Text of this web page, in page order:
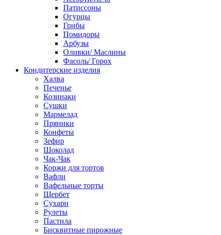
Патиссоны
Огурцы
Грибы
Помидоры
Арбузы
Оливки/ Маслины
Фасоль/ Горох
Кондитерские изделия
Халва
Печенье
Козинаки
Сушки
Мармелад
Пряники
Конфеты
Зефир
Шоколад
Чак-Чак
Коржи для тортов
Вафли
Вафельные торты
Щербет
Сухари
Рулеты
Пастила
Бисквитные пирожные